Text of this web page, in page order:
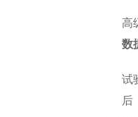
高
数
试
后